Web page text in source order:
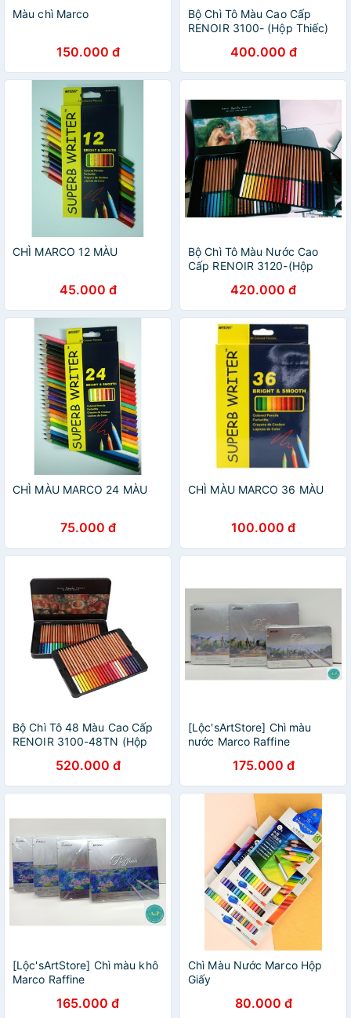
Màu chì Marco
150.000 đ
Bộ Chì Tô Màu Cao Cấp
RENOIR 3100- (Hộp Thiếc)
400.000 đ
CHÌ MARCO 12 MÀU
45.000 đ
Bộ Chì Tô Màu Nước Cao
Cấp RENOIR 3120-(Hộp
420.000 đ
CHÌ MÀU MARCO 24 MÀU
75.000 đ
CHÌ MÀU MARCO 36 MÀU
100.000 đ
Bộ Chì Tô 48 Màu Cao Cấp
RENOIR 3100-48TN (Hộp
520.000 đ
[Lộc'sArtStore] Chì màu
nước Marco Raffine
175.000 đ
[Lộc'sArtStore] Chì màu khô
Marco Raffine
165.000 đ
Chì Màu Nước Marco Hộp
Giấy
80.000 đ